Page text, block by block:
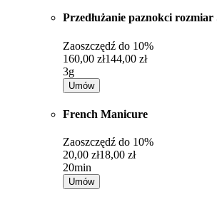
Przedłużanie paznokci rozmiar
Zaoszczędź do 10%
160,00 zł144,00 zł
3g
Umów
French Manicure
Zaoszczędź do 10%
20,00 zł18,00 zł
20min
Umów